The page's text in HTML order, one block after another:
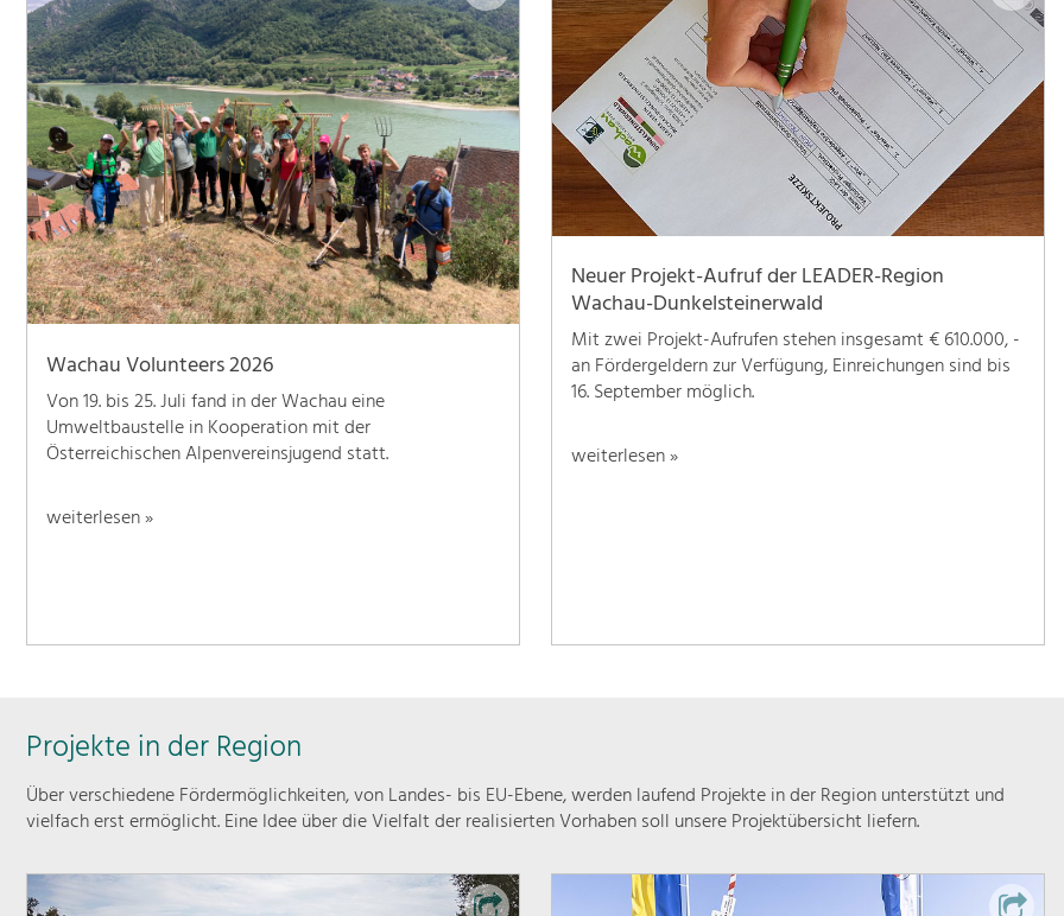
Wachau Volunteers 2026
Von 19. bis 25. Juli fand in der Wachau eine
Umweltbaustelle in Kooperation mit der
Österreichischen Alpenvereinsjugend statt.
weiterlesen »
Neuer Projekt-Aufruf der LEADER-Region
Wachau-Dunkelsteinerwald
Mit zwei Projekt-Aufrufen stehen insgesamt € 610.000, -
an Fördergeldern zur Verfügung, Einreichungen sind bis
16. September möglich.
weiterlesen »
Projekte in der Region
Über verschiedene Fördermöglichkeiten, von Landes- bis EU-Ebene, werden laufend Projekte in der Region unterstützt und
vielfach erst ermöglicht. Eine Idee über die Vielfalt der realisierten Vorhaben soll unsere Projektübersicht liefern.